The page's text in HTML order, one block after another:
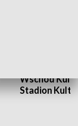
Wschód
Stadion